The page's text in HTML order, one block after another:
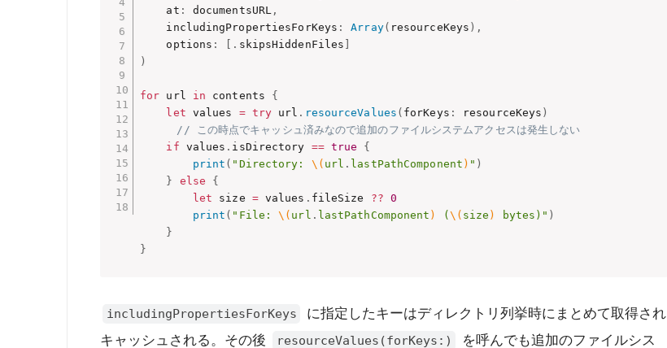
    at
: documentsURL ,
    includingPropertiesForKeys
: Array( resourceKeys ) ,
    options
: [ . skipsHiddenFiles ]
)
for url in contents {
let values = try url . resourceValues ( forKeys : resourceKeys )
// この時点でキャッシュ済みなので追加のファイルシステムアクセスは発生しない
if values . isDirectory == true
{
print ( "Directory: \( url . lastPathComponent ) " )
}
else
{
let size = values . fileSize ?? 0
print ( "File: \( url . lastPathComponent ) (\( size ) bytes)" )
}
}
includingPropertiesForKeys
に指定したキーはディレクトリ列挙時にまとめて取得され
キャッシュされる。その後
resourceValues(forKeys:) を呼んでも追加のファイルシス